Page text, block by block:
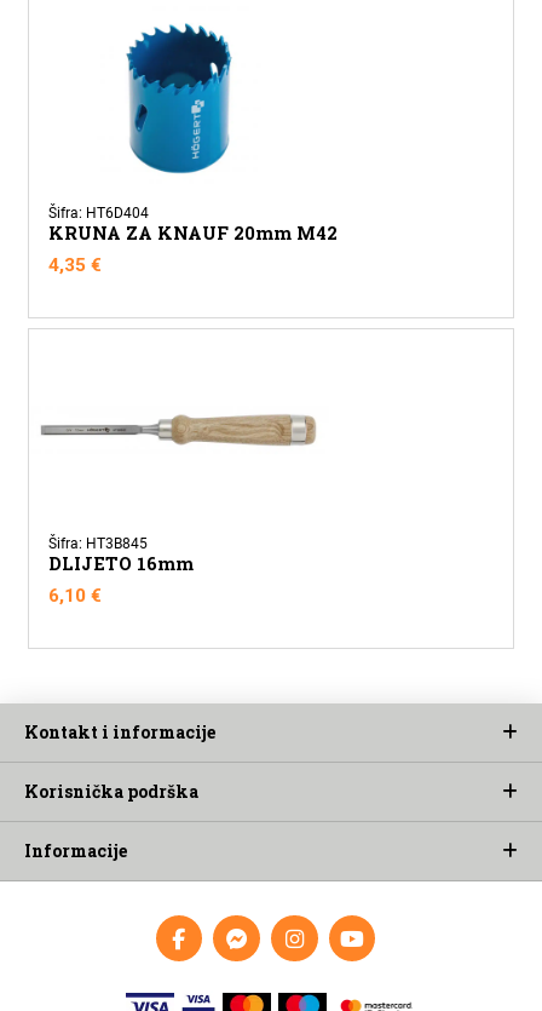
Šifra: HT6D404
KRUNA ZA KNAUF 20mm M42
4,35€
Šifra: HT3B845
DLIJETO 16mm
6,10€
Kontakt i informacije
Korisnička podrška
Informacije